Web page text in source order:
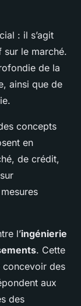
: il s’agit
sur le marché.
de la
ainsi que de
concepts
en
de crédit,
l’ingénierie
. Cette
concevoir des
aux
des